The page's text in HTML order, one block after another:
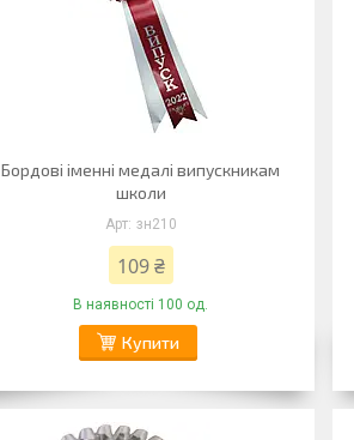
Бордові іменні медалі випускникам
школи
зн210
109 ₴
В наявності 100 од.
Купити